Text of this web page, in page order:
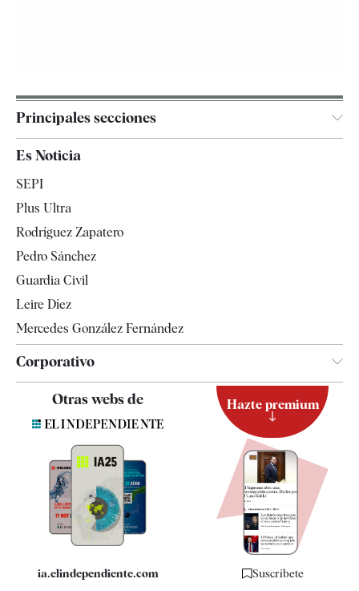
Principales secciones
España
Televisión
Es Noticia
SEPI
Plus Ultra
Rodríguez Zapatero
Pedro Sánchez
Guardia Civil
Leire Díez
Mercedes González Fernández
Corporativo
Contacto
Quiénes somos
Especificaciones
Otras webs de
ia.elindependiente.com
Hazte premium
Suscríbete